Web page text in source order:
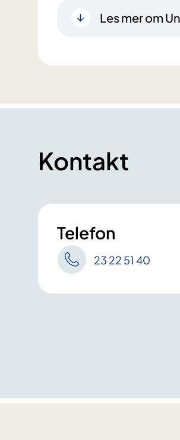
Les mer om
Kontakt
Telefon
23 22 51 40